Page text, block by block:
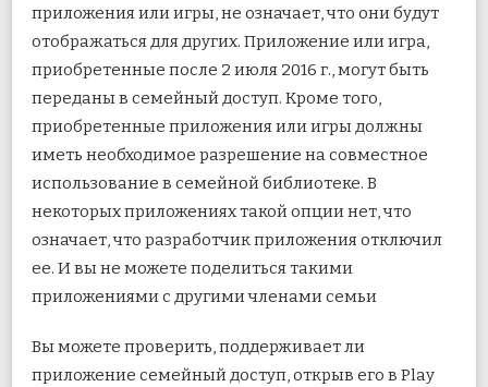
приложения или игры, не означает, что они будут
отображаться для других. Приложение или игра,
приобретенные после 2 июля 2016 г., могут быть
переданы в семейный доступ. Кроме того,
приобретенные приложения или игры должны
иметь необходимое разрешение на совместное
использование в семейной библиотеке. В
некоторых приложениях такой опции нет, что
означает, что разработчик приложения отключил
ее. И вы не можете поделиться такими
приложениями с другими членами семьи
Вы можете проверить, поддерживает ли
приложение семейный доступ, открыв его в Play